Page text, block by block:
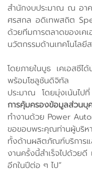
สำนักงบประมาณ ณ อา
ศรสกล อดิเทพสถิต
ด้วยทีมการตลาดของเ
นวัตกรรมด้านเทคโนโลยี
โดยภายในบูธ เคเอสซีไ
พร้อมโซลูชันดิจิทัล ที่
ประมาณ โดยมุ่งเน้นไปที่
การคุ้มครองข้อมูลส่วนบุ
ทำงานด้วย Power
ขอขอบพระคุณท่านผู้บริห
ทั้งด้านผลิตภัณฑ์บริการแ
งานครั้งนี้สำเร็จไปด้วยดี
อีกในปีต่อ ๆ ไป”